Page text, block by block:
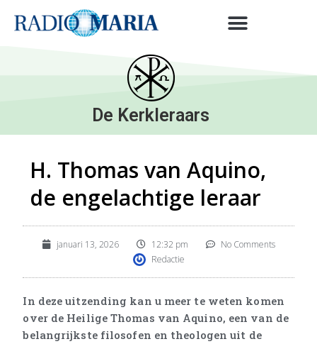
De Kerkleraars
H. Thomas van Aquino,
de engelachtige leraar
januari 13, 2026 12:32 pm
No Comments
Redactie
In deze uitzending kan u meer te weten komen
over de Heilige Thomas van Aquino, een van de
belangrijkste filosofen en theologen uit de